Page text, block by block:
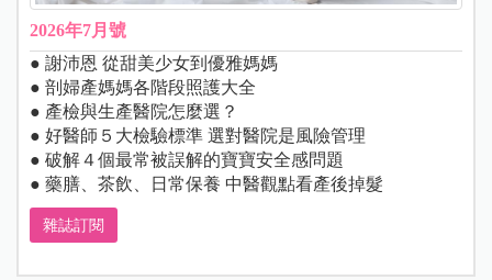
2026年7月號
● 謝沛恩 從甜美少女到優雅媽媽
● 剖婦產媽媽各階段照護大全
● 產檢與生產醫院怎麼選？
● 好醫師５大檢驗標準 選對醫院是風險管理
● 破解４個最常被誤解的寶寶安全感問題
● 藥膳、茶飲、日常保養 中醫觀點看產後掉髮
雜誌訂閱